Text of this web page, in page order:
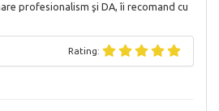
profesionalism şi DA, îi recomand cu
Rating: